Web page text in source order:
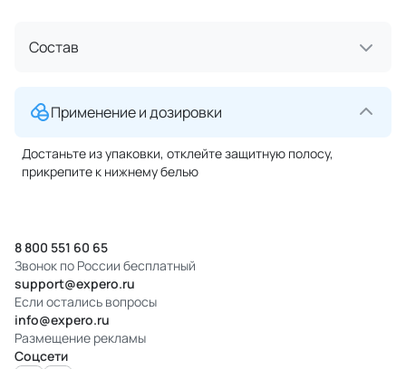
Состав
Применение и дозировки
Достаньте из упаковки, отклейте защитную полосу,
прикрепите к нижнему белью
8 800 551 60 65
Звонок по России бесплатный
support@expero.ru
Если остались вопросы
info@expero.ru
Размещение рекламы
Соцсети